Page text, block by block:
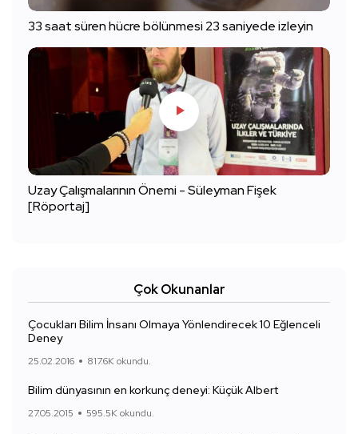
33 saat süren hücre bölünmesi 23 saniyede izleyin
Uzay Çalışmalarının Önemi - Süleyman Fişek
[Röportaj]
Çok Okunanlar
Çocukları Bilim İnsanı Olmaya Yönlendirecek 10 Eğlenceli
Deney
25.02.2016 817.6K okundu.
Bilim dünyasının en korkunç deneyi: Küçük Albert
27.05.2015 595.5K okundu.